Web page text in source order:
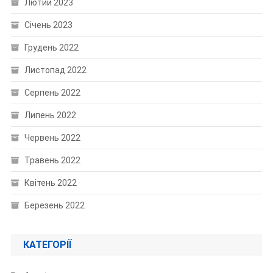
Лютий 2023
Січень 2023
Грудень 2022
Листопад 2022
Серпень 2022
Липень 2022
Червень 2022
Травень 2022
Квітень 2022
Березень 2022
КАТЕГОРІЇ